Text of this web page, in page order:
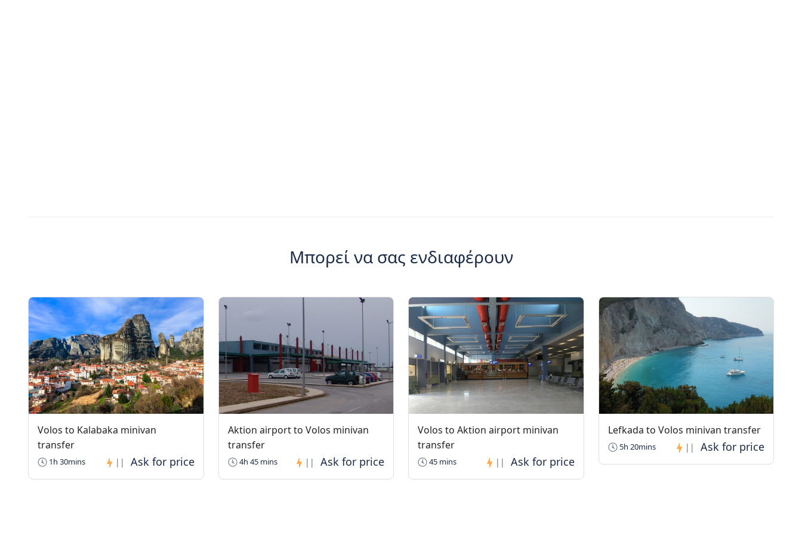
Μπορεί να σας ενδιαφέρουν
Volos to Kalabaka minivan
transfer
1h 30mins ||
Aktion airport to Volos minivan
transfer
4h 45 mins ||
Volos to Aktion airport minivan
transfer
45 mins ||
Lefkada to Volos minivan transfer
5h 20mins ||